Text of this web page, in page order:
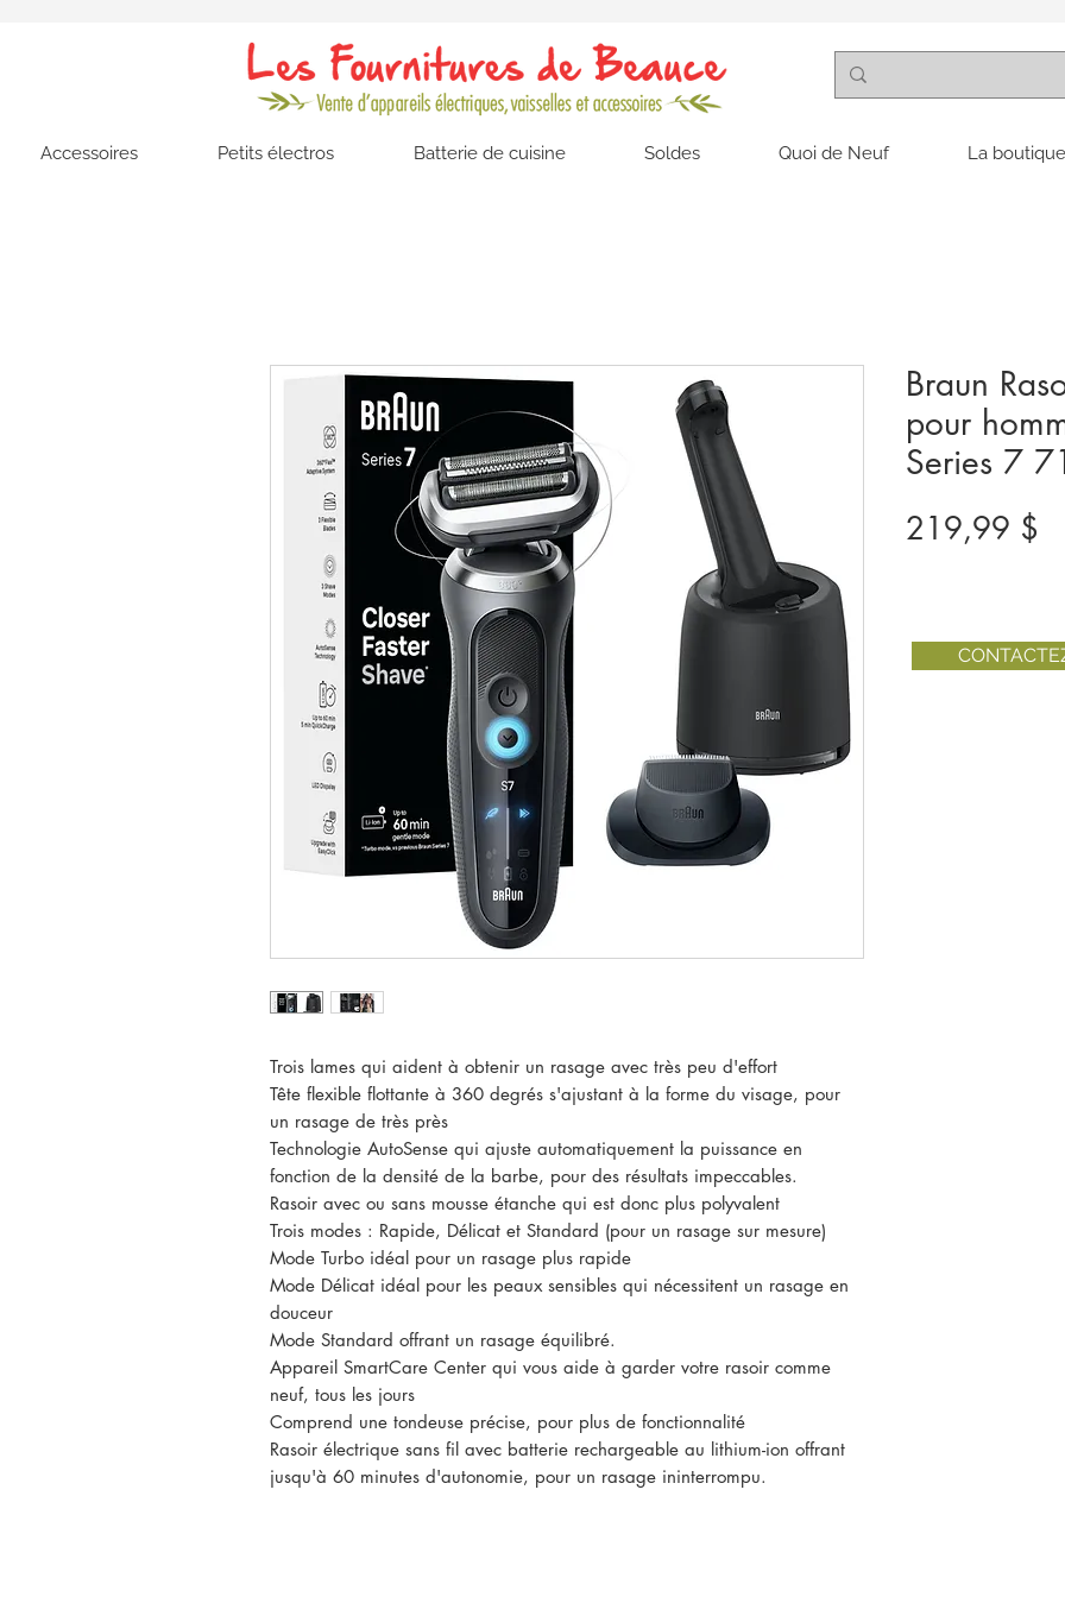
Accessoires Petits électros Batterie de cuisine Soldes Quoi de Neuf La
Trois lames qui aident à obtenir un rasage avec très peu d'effort
Tête flexible flottante à 360 degrés s'ajustant à la forme du visage, pour
un rasage de très près
Technologie AutoSense qui ajuste automatiquement la puissance en
fonction de la densité de la barbe, pour des résultats impeccables.
Rasoir avec ou sans mousse étanche qui est donc plus polyvalent
Trois modes : Rapide, Délicat et Standard (pour un rasage sur mesure)
Mode Turbo idéal pour un rasage plus rapide
Mode Délicat idéal pour les peaux sensibles qui nécessitent un rasage en
douceur
Mode Standard offrant un rasage équilibré.
Appareil SmartCare Center qui vous aide à garder votre rasoir comme
neuf, tous les jours
Comprend une tondeuse précise, pour plus de fonctionnalité
Rasoir électrique sans fil avec batterie rechargeable au lithium-ion offrant
jusqu'à 60 minutes d'autonomie, pour un rasage ininterrompu.
Braun
pour
Series 7
219,99 $